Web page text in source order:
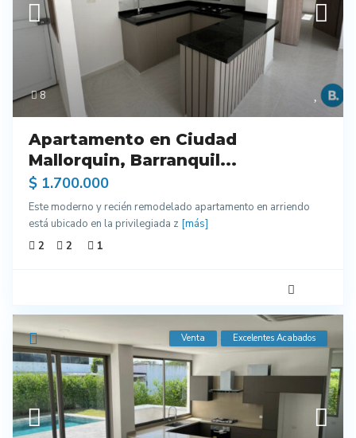
8
Apartamento en Ciudad
Mallorquin, Barranquil...
$ 1.700.000
Este moderno y recién remodelado apartamento en arriendo
está ubicado en la privilegiada z [más]
2
2 1
Venta Excelentes Acabados